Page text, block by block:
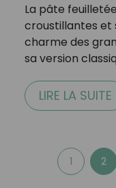
La pâte
croustillantes et
charme des
sa version
LIRE LA SUITE
1 2